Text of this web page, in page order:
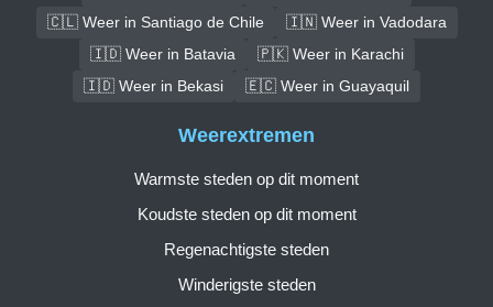
🇨🇱 Weer in Santiago de Chile
🇮🇳 Weer in Vadodara
🇮🇩 Weer in Batavia
🇵🇰 Weer in Karachi
🇮🇩 Weer in Bekasi
🇪🇨 Weer in Guayaquil
Weerextremen
Warmste steden op dit moment
Koudste steden op dit moment
Regenachtigste steden
Winderigste steden